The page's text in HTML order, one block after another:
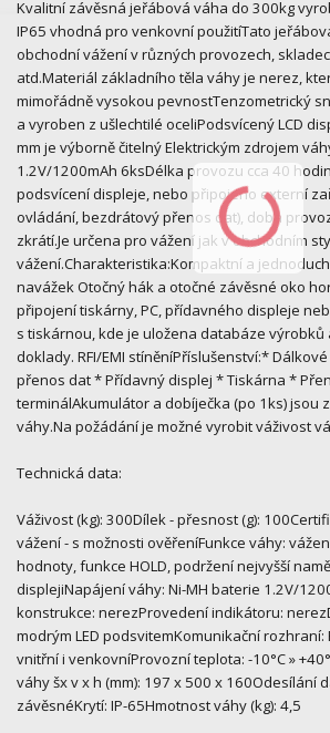
Kvalitní závěsná jeřábová váha do 300kg
IP65 vhodná pro venkovní použitíTato
obchodní vážení v různých provozech,
atd.Materiál základního těla váhy je nerez,
mimořádně vysokou pevnostTenzometrický
a vyroben z ušlechtilé oceliPodsvícený LCD
mm je výborně čitelný Elektrickým zdrojem
1.2V/1200mAh 6ksDélka provozu cca 40
podsvícení displeje, nebo připojeno externí
ovládání, bezdrátový přenos dat), doba
zkrátí.Je určena pro vážení jak v obchodním
vážení.Charakteristika:Kompaktní a
navážek Otočný hák a otočné závěsné oko
připojení tiskárny, PC, přídavného displeje
s tiskárnou, kde je uložena databáze
doklady. RFI/EMI stíněníPříslušenství:*
přenos dat * Přídavný displej * Tiskárna *
terminálAkumulátor a dobíječka (po 1ks) jsou
váhy.Na požádání je možné vyrobit váživost
Technická data:
Váživost (kg): 300Dílek - přesnost (g):
vážení - s možnosti ověřeníFunkce váhy:
hodnoty, funkce HOLD, podržení nejvyšší
displejiNapájení váhy: Ni-MH baterie 1.2V/
konstrukce: nerezProvedení indikátoru:
modrým LED podsvitemKomunikační rozhraní:
vnitřní i venkovníProvozní teplota: -10°C »
váhy šx v x h (mm): 197 x 500 x 160Odesílání
závěsnéKrytí: IP-65Hmotnost váhy (kg): 4,5